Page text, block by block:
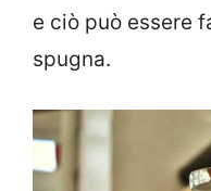
e ciò può essere
spugna.